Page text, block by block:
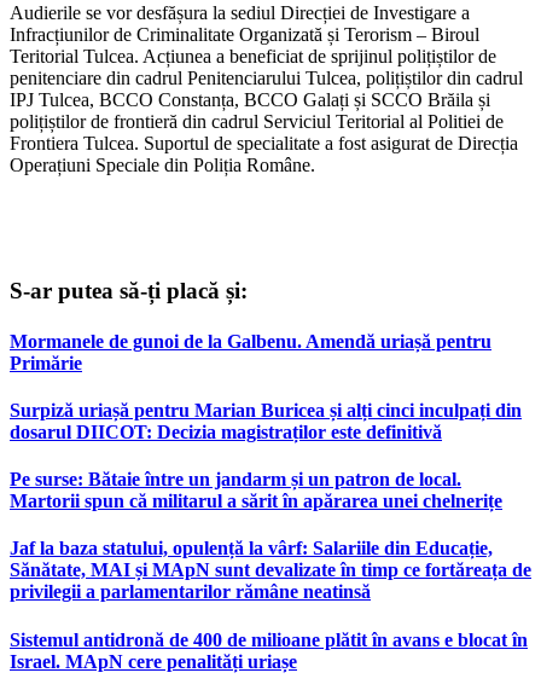
Audierile se vor desfășura la sediul Direcției de Investigare a
Infracțiunilor de Criminalitate Organizată și Terorism – Biroul
Teritorial Tulcea. Acțiunea a beneficiat de sprijinul polițiștilor de
penitenciare din cadrul Penitenciarului Tulcea, polițiștilor din cadrul
IPJ Tulcea, BCCO Constanța, BCCO Galați și SCCO Brăila și
polițiștilor de frontieră din cadrul Serviciul Teritorial al Politiei de
Frontiera Tulcea. Suportul de specialitate a fost asigurat de Direcția
Operațiuni Speciale din Poliția Române.
S-ar putea să-ți placă și:
Mormanele de gunoi de la Galbenu. Amendă uriașă pentru
Primărie
Surpiză uriașă pentru Marian Buricea și alți cinci inculpați din
dosarul DIICOT: Decizia magistraților este definitivă
Pe surse: Bătaie între un jandarm și un patron de local.
Martorii spun că militarul a sărit în apărarea unei chelnerițe
Jaf la baza statului, opulență la vârf: Salariile din Educație,
Sănătate, MAI și MApN sunt devalizate în timp ce fortăreața de
privilegii a parlamentarilor rămâne neatinsă
Sistemul antidronă de 400 de milioane plătit în avans e blocat în
Israel. MApN cere penalități uriașe